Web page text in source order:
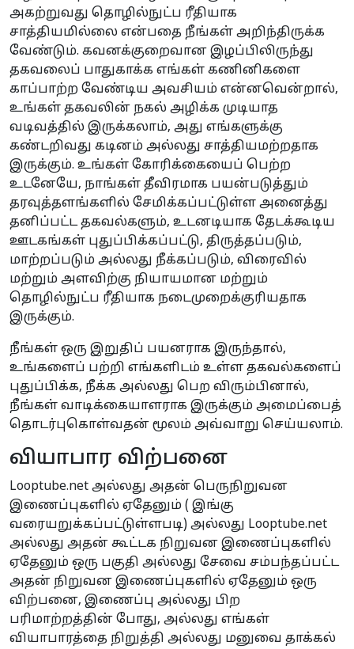
அகற்றுவது தொழில்நுட்ப ரீதியாக
சாத்தியமில்லை என்பதை நீங்கள் அறிந்திருக்க
வேண்டும். கவனக்குறைவான இழப்பிலிருந்து
தகவலைப் பாதுகாக்க எங்கள் கணினிகளை
காப்பாற்ற வேண்டிய அவசியம் என்னவென்றால்,
உங்கள் தகவலின் நகல் அழிக்க முடியாத
வடிவத்தில் இருக்கலாம், அது எங்களுக்கு
கண்டறிவது கடினம் அல்லது சாத்தியமற்றதாக
இருக்கும். உங்கள் கோரிக்கையைப் பெற்ற
உடனேயே, நாங்கள் தீவிரமாக பயன்படுத்தும்
தரவுத்தளங்களில் சேமிக்கப்பட்டுள்ள அனைத்து
தனிப்பட்ட தகவல்களும், உடனடியாக தேடக்கூடிய
ஊடகங்கள் புதுப்பிக்கப்பட்டு, திருத்தப்படும்,
மாற்றப்படும் அல்லது நீக்கப்படும், விரைவில்
மற்றும் அளவிற்கு நியாயமான மற்றும்
தொழில்நுட்ப ரீதியாக நடைமுறைக்குரியதாக
இருக்கும்.
நீங்கள் ஒரு இறுதிப் பயனராக இருந்தால்,
உங்களைப் பற்றி எங்களிடம் உள்ள தகவல்களைப்
புதுப்பிக்க, நீக்க அல்லது பெற விரும்பினால்,
நீங்கள் வாடிக்கையாளராக இருக்கும் அமைப்பைத்
தொடர்புகொள்வதன் மூலம் அவ்வாறு செய்யலாம்.
வியாபார விற்பனை
Looptube.net அல்லது அதன் பெருநிறுவன
இணைப்புகளில் ஏதேனும் ( இங்கு
வரையறுக்கப்பட்டுள்ளபடி) அல்லது Looptube.net
அல்லது அதன் கூட்டக நிறுவன இணைப்புகளில்
ஏதேனும் ஒரு பகுதி அல்லது சேவை சம்பந்தப்பட்ட
அதன் நிறுவன இணைப்புகளில் ஏதேனும் ஒரு
விற்பனை, இணைப்பு அல்லது பிற
பரிமாற்றத்தின் போது, அல்லது எங்கள்
வியாபாரத்தை நிறுத்தி அல்லது மனுவை தாக்கல்